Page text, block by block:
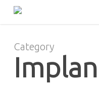
Category